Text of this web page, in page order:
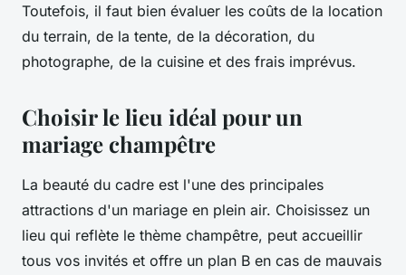
Toutefois, il faut bien évaluer les coûts de la location
du terrain, de la tente, de la décoration, du
photographe, de la cuisine et des frais imprévus.
Choisir le lieu idéal pour un
mariage champêtre
La beauté du cadre est l'une des principales
attractions d'un mariage en plein air. Choisissez un
lieu qui reflète le thème champêtre, peut accueillir
tous vos invités et offre un plan B en cas de mauvais